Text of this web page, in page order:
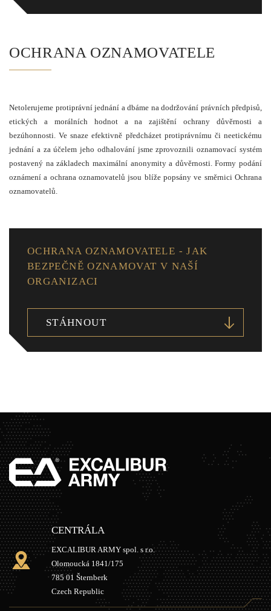
OCHRANA OZNAMOVATELE
Netolerujeme protiprávní jednání a dbáme na dodržování právních předpisů,
etických a morálních hodnot a na zajištění ochrany důvěrnosti a
bezúhonnosti. Ve snaze efektivně předcházet protiprávnímu či neetickému
jednání a za účelem jeho odhalování jsme zprovoznili oznamovací systém
postavený na základech maximální anonymity a důvěrnosti. Formy podání
oznámení a ochrana oznamovatelů jsou blíže popsány ve směrnici Ochrana
oznamovatelů.
OCHRANA OZNAMOVATELE - JAK
BEZPEČNĚ OZNAMOVAT V NAŠÍ
ORGANIZACI
STÁHNOUT
CENTRÁLA
EXCALIBUR ARMY spol. s r.o.
Olomoucká 1841/175
785 01 Šternberk
Czech Republic